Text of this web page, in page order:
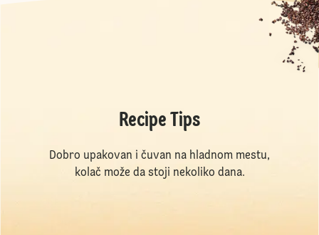
Recipe Tips
Dobro upakovan i čuvan na hladnom mestu,
kolač može da stoji nekoliko dana.